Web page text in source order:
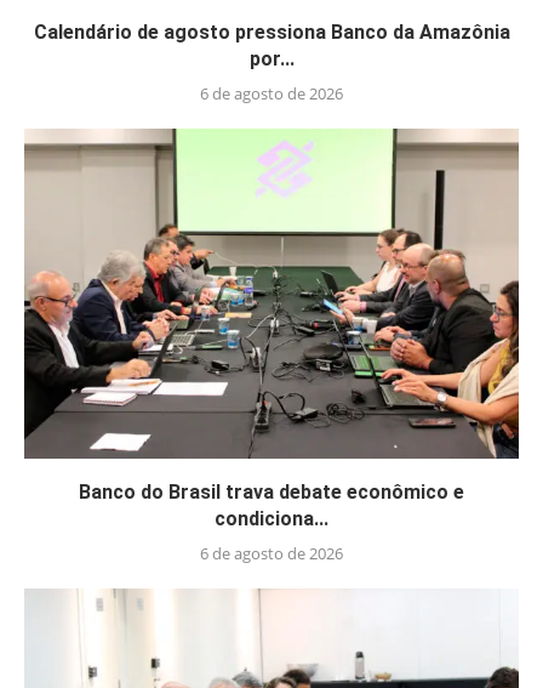
Calendário de agosto pressiona Banco da Amazônia
por...
6 de agosto de 2026
Banco do Brasil trava debate econômico e
condiciona...
6 de agosto de 2026